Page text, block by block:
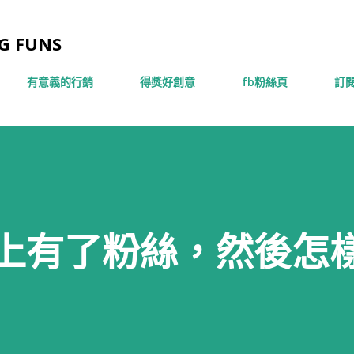
FUNS
有意義的行銷 得獎好創意 fb粉絲頁 訂
有了粉絲，然後怎